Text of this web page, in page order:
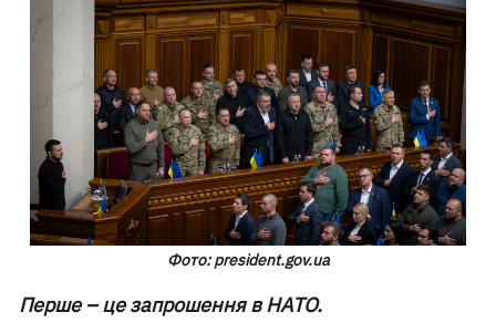
Фото: president.gov.ua
Перше – це запрошення в НАТО.